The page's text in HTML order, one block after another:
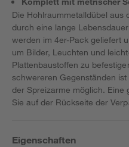
Die Hohlraummetalldübel aus
durch eine lange
werden im 4er-Pack geliefert
um Bilder, Leuchten und
Plattenbaustoffen zu
schwereren Gegenständen
der Spreizarme möglich. Eine
Sie auf der Rückseite der
Eigenschaften